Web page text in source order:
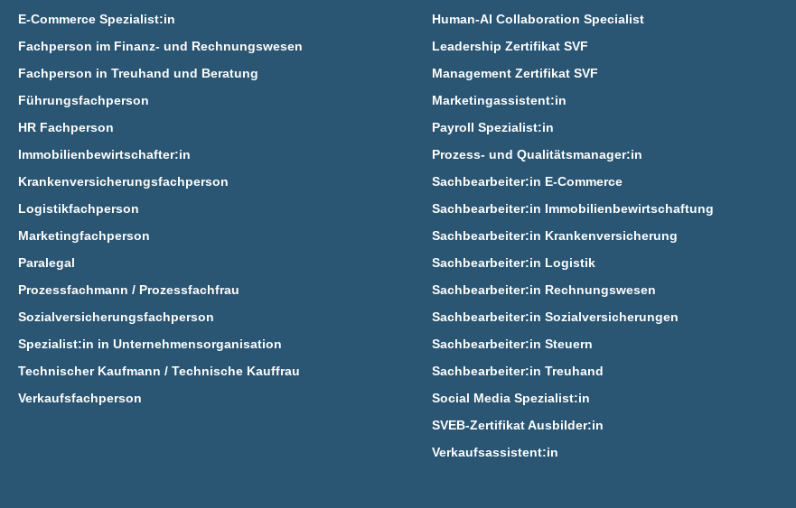
E‑Commerce Spezialist:in
Fachperson im Finanz- und Rechnungswesen
Fachperson in Treuhand und Beratung
Führungsfachperson
HR Fachperson
Immobilienbewirtschafter:in
Krankenversicherungsfachperson
Logistikfachperson
Marketingfachperson
Paralegal
Prozessfachmann / Prozessfachfrau
Sozialversicherungsfachperson
Spezialist:in in Unternehmensorganisation
Technischer Kaufmann / Technische Kauffrau
Verkaufsfachperson
Human-AI Collaboration Specialist
Leadership Zertifikat SVF
Management Zertifikat SVF
Marketingassistent:in
Payroll Spezialist:in
Prozess- und Qualitätsmanager:in
Sachbearbeiter:in E‑Commerce
Sachbearbeiter:in Immobilienbewirtschaftung
Sachbearbeiter:in Krankenversicherung
Sachbearbeiter:in Logistik
Sachbearbeiter:in Rechnungswesen
Sachbearbeiter:in Sozialversicherungen
Sachbearbeiter:in Steuern
Sachbearbeiter:in Treuhand
Social Media Spezialist:in
SVEB-Zertifikat Ausbilder:in
Verkaufsassistent:in